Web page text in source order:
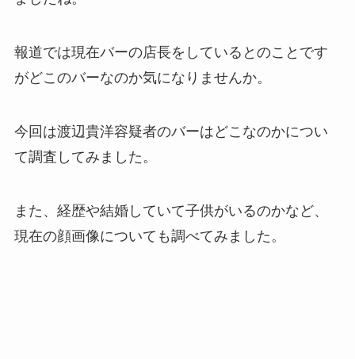
報道では現在バーの店長をしているとのことです
がどこのバーなのか気になりませんか。
今回は渡辺貴洋容疑者のバーはどこなのかについ
て調査してみました。
また、経歴や結婚していて子供がいるのかなど、
現在の顔画像についても調べてみました。